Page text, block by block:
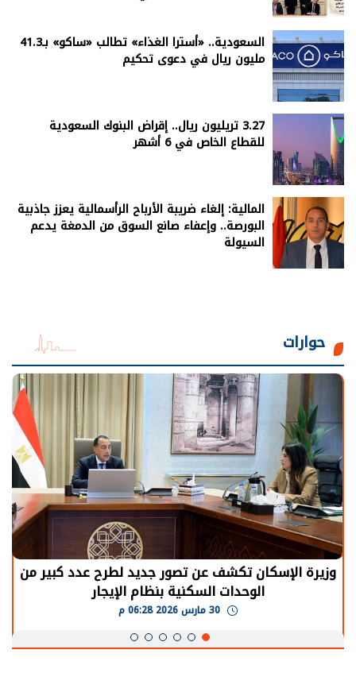
السعودية.. «أسترا الغذاء» تطالب «ساكو» بـ41.3
مليون ريال في دعوى تحكيم
3.27 تريليون ريال.. إقراض البنوك السعودية
للقطاع الخاص في 6 أشهر
المالية: إلغاء ضريبة الأرباح الرأسمالية يعزز جاذبية
البورصة.. وإعفاء صانع السوق من الدمغة يدعم
السيولة
حوارات
وزيرة الإسكان تكشف عن تصور جديد لطرح عدد كبير من
الوحدات السكنية بنظام الإيجار